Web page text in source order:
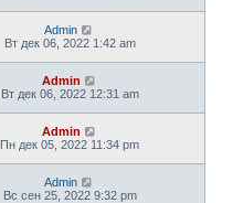
Admin
Вт дек 06, 2022 1:42 am
Admin
Вт дек 06, 2022 12:31 am
Admin
Пн дек 05, 2022 11:34 pm
Admin
Вс сен 25, 2022 9:32 pm